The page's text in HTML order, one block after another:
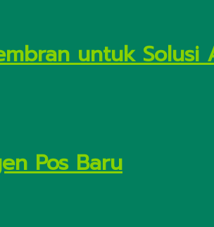
untuk Solusi
Pos Baru